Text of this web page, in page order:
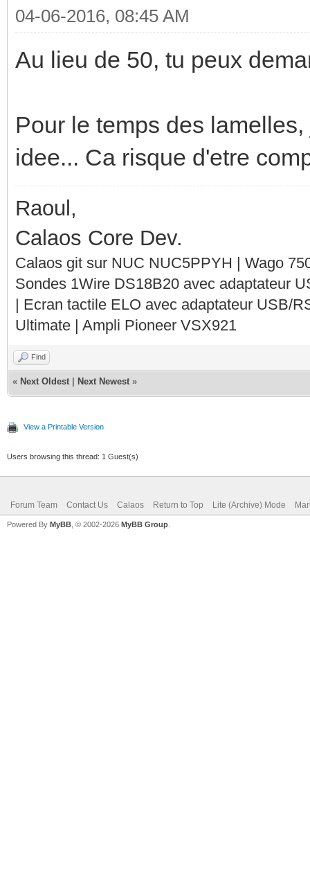
04-06-2016, 08:45 AM
Au lieu de 50, tu peux
Pour le temps des
idee... Ca risque d'etre
Raoul,
Calaos Core Dev.
Calaos git sur NUC NUC5PPYH | Wago
Sondes 1Wire DS18B20 avec adaptateur
| Ecran tactile ELO avec adaptateur USB/
Ultimate | Ampli Pioneer VSX921
Find
« Next Oldest Next Newest »
View a Printable Version
Users browsing this thread: 1 Guest(s)
Forum Team Contact Us Calaos Return to Top Lite (Archive) Mode
Powered By MyBB , © 2002-2026 MyBB Group